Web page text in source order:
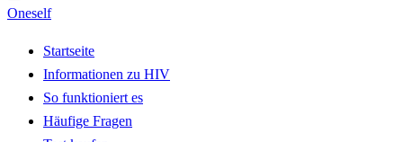
Oneself
Startseite
Informationen zu HIV
So funktioniert es
Häufige Fragen